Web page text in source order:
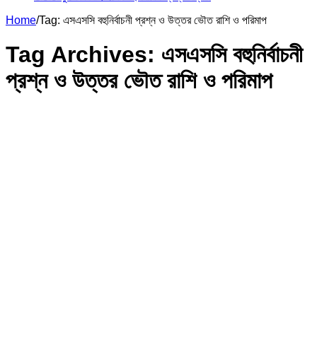
Home/Tag: এসএসসি বহুনির্বাচনী প্রশ্ন ও উত্তর ভৌত রাশি ও পরিমাপ
Tag Archives: এসএসসি বহুনির্বাচনী
প্রশ্ন ও উত্তর ভৌত রাশি ও পরিমাপ